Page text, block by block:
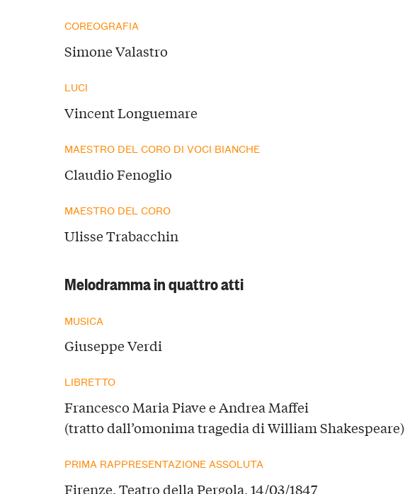
COREOGRAFIA
Simone Valastro
LUCI
Vincent Longuemare
MAESTRO DEL CORO DI VOCI BIANCHE
Claudio Fenoglio
MAESTRO DEL CORO
Ulisse Trabacchin
Melodramma in quattro atti
MUSICA
Giuseppe Verdi
LIBRETTO
Francesco Maria Piave e Andrea Maffei
(tratto dall’omonima tragedia di William Shakespeare)
PRIMA RAPPRESENTAZIONE ASSOLUTA
Firenze, Teatro della Pergola, 14/03/1847